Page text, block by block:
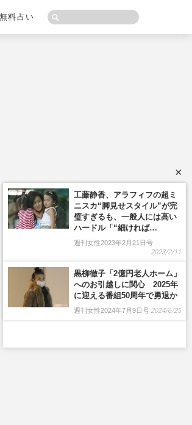
無料占い
×
工藤静香、アラフィフの超ミ
ニスカ“脚見せスタイル”が完
璧すぎるも、一般人には高い
ハードル「“細ければ…
週刊女性2023年2月21日号
2023/2/11
黒柳徹子「2億円老人ホーム」
へのお引越しに関心 2025年
に迎える番組50周年で勇退か
週刊女性2024年7月9日号 2024/6/25